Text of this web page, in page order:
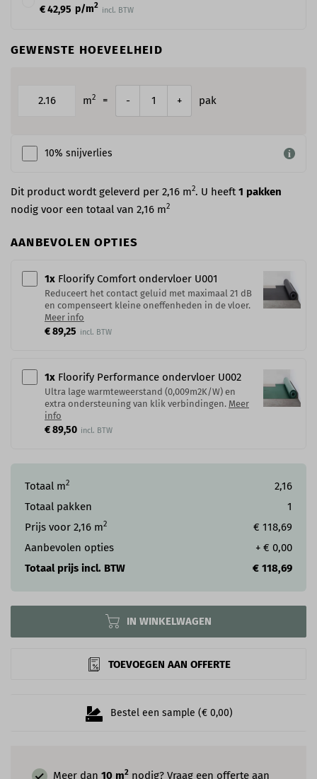
Meer dan 10 m2 nodig? Vraag een offerte aan
€ 42,95 p/m2 incl. BTW
GEWENSTE HOEVEELHEID
m2 = - + pak
10% snijverlies
Dit product wordt geleverd per 2,16 m2. U heeft1 pakken
nodig voor een totaal van 2,16 m2
Totaal m2
2,16
Totaal pakken
1
Prijs voor 2,16 m2
€ 118,69
Aanbevolen opties
+ € 0,00
Totaal prijs incl. BTW
€ 118,69
AANBEVOLEN OPTIES
1x Floorify Comfort ondervloer U001
Reduceert het contact geluid met maximaal 21 dB
en compenseert kleine oneffenheden in de vloer.
Meer info
€ 89,25
1x Floorify Performance ondervloer U002
Ultra lage warmteweerstand (0,009m2K/W) en
extra ondersteuning van klik verbindingen. Meer
info
€ 89,50
Bestel een sample (€ 0,00)
IN WINKELWAGEN
TOEVOEGEN AAN OFFERTE